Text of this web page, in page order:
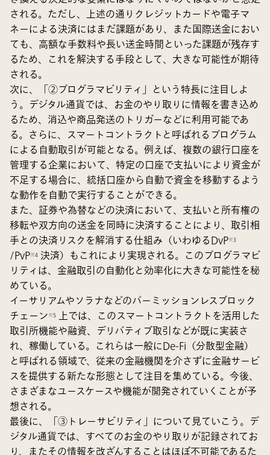
される。ただし、上述の通りクレジットカードや電子マ
ネーによる決済にはまだ課題があり、また国際送金におい
ても、高額な手数料や長い送金時間といった課題が残存す
るため、これを解決する手段として、大きな可能性が期待
される。
次に、「②プログラマビリティ」という特長に注目しよ
う。デジタル通貨では、お金のやり取りに情報を書き込め
るため、消込や商品発送のトリガーなどに利用可能であ
る。さらに、スマートコントラクトと呼ばれるプログラム
による自動取引が可能となる。例えば、複数の銀行口座を
管理する企業において、特定の口座で支払いにより資金が
不足する場合に、統括口座から自動で資金を移動するよう
な動作を自動で実行することができる。
また、証券や為替などの決済において、支払いと所有権の
移転や双方向の送金を同時に決済することにより、取引相
手との決済リスクを解消する仕組み（いわゆるDvP※3
/PvP※4 決済）もこれにより実現される。このプログラマビ
リティは、金融取引の自動化と効率化に大きな可能性を秘
めている。
イーサリアムやソラナなどのパーミッションレスブロック
チェーン※5 上では、このスマートコントラクトを活用した
取引所機能や融資、デリバティブ取引などが既に実装さ
れ、稼働している。これらは一般にDe-Fi（分散型金融）
と呼ばれる領域で、従来の金融機関を介さずに金融サービ
スを提供する新たな形態として注目を集めている。今後、
さまざまなユースケースや機能が開発されていくことが予
想される。
最後に、「③トレーサビリティ」について見ていこう。デ
ジタル通貨では、すべてのお金のやり取りが記録されてお
り、またその情報を改ざんすることはほぼ不可能であるた